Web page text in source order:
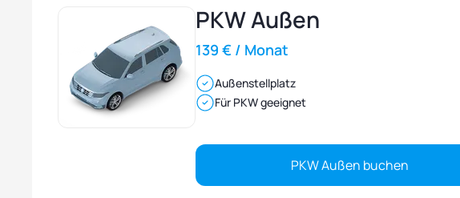
PKW Außen
139 € / Monat
Außenstellplatz
Für PKW geeignet
PKW Außen buchen